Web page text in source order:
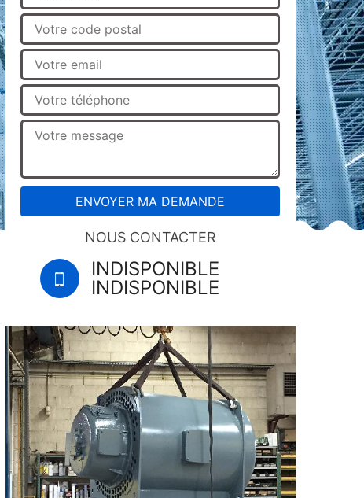
NOUS CONTACTER
INDISPONIBLE
INDISPONIBLE